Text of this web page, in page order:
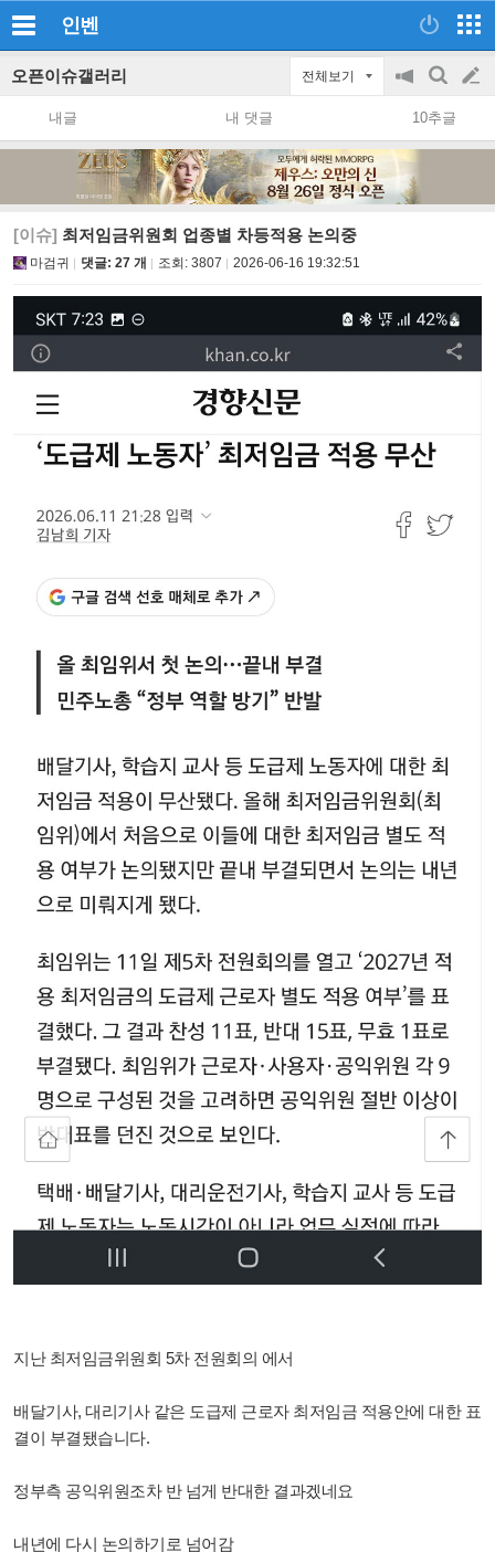
인벤
오픈이슈갤러리 전체보기
공
지
on/off
검
색
글
쓰
내글 내 댓글 10추글
[이슈] 최저임금위원회 업종별 차등적용 논의중
마검귀 댓글: 27 개 조회: 3807 2026-06-16 19:32:51
지난 최저임금위원회 5차 전원회의 에서
배달기사, 대리기사 같은 도급제 근로자 최저임금 적용안에 대한 표
결이 부결됐습니다.
정부측 공익위원조차 반 넘게 반대한 결과겠네요
내년에 다시 논의하기로 넘어감